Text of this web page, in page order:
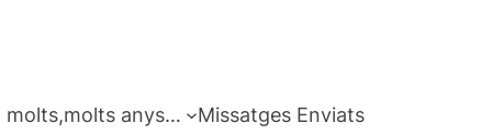
molts,molts anys… Missatges Enviats